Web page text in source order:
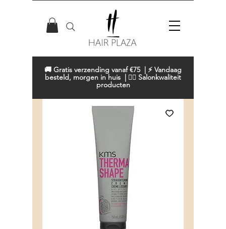
🚚 Gratis verzending vanaf €75 | ⚡ Vandaag
besteld, morgen in huis | 💇‍♀️ Salonkwaliteit
producten